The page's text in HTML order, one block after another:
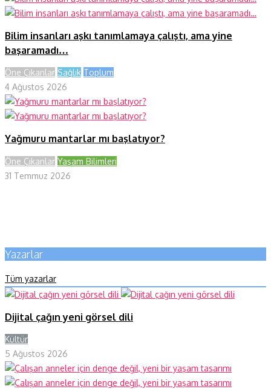
Bilim insanları aşkı tanımlamaya çalıştı, ama yine
başaramadı…
Öne Çıkanlar Sağlık Toplum
4 Ağustos 2026
Yağmuru mantarlar mı başlatıyor?
Öne Çıkanlar Yaşam Bilimleri
31 Temmuz 2026
Yazarlar
Tüm yazarlar
Dijital çağın yeni görsel dili
Kültür
5 Ağustos 2026